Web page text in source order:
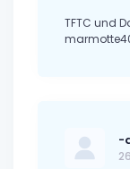
TFTC und
-